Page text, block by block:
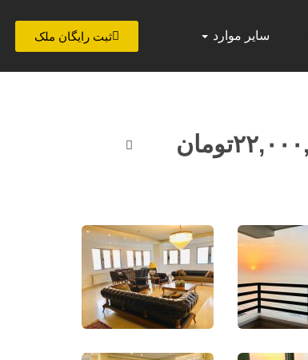
سایر موارد ثبت رایگان ملک
تومان